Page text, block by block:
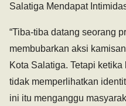
Salatiga Mendapat
“Tiba-tiba datang seorang
membubarkan aksi
Kota Salatiga. Tetapi
tidak memperlihatkan
ini itu menganggu